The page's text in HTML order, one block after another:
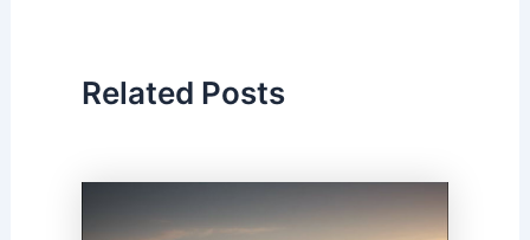
Related Posts